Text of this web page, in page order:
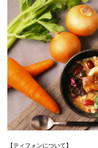
【ティフォンについて】